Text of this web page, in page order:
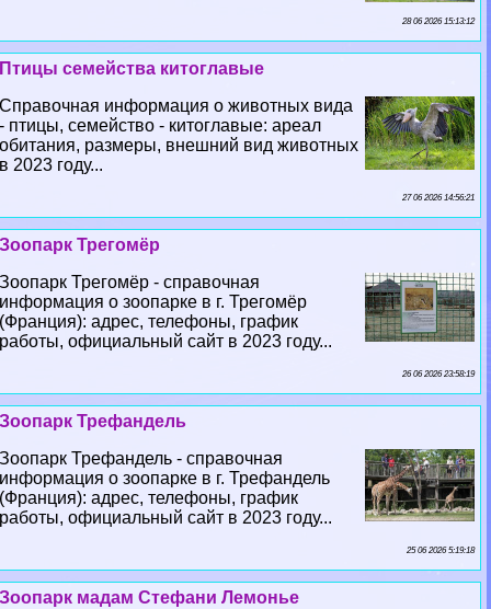
28 06 2026 15:13:12
Птицы семейства китоглавые
Справочная информация о животных вида
- птицы, семейство - китоглавые: ареал
обитания, размеры, внешний вид животных
в 2023 году...
27 06 2026 14:56:21
Зоопарк Трегомёр
Зоопарк Трегомёр - справочная
информация о зоопарке в г. Трегомёр
(Франция): адрес, телефоны, график
работы, официальный сайт в 2023 году...
26 06 2026 23:58:19
Зоопарк Трефандель
Зоопарк Трефандель - справочная
информация о зоопарке в г. Трефандель
(Франция): адрес, телефоны, график
работы, официальный сайт в 2023 году...
25 06 2026 5:19:18
Зоопарк мадам Стефани Лемонье